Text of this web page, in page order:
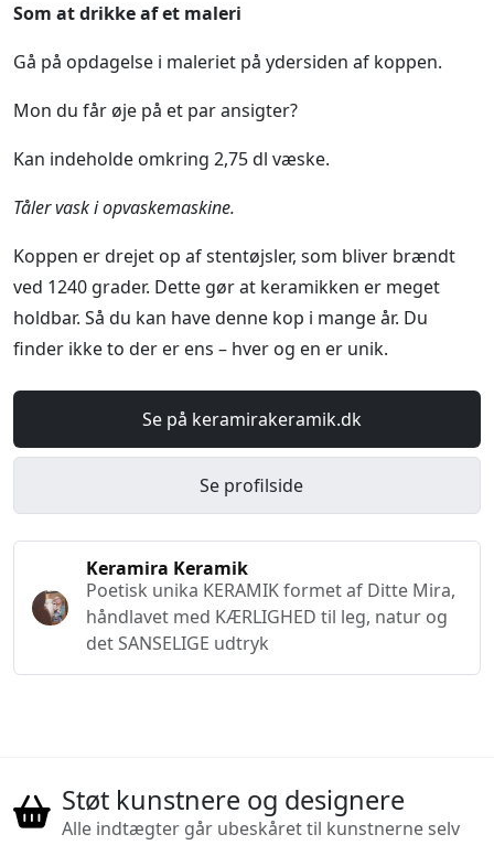
Som at drikke af et maleri
Gå på opdagelse i maleriet på ydersiden af koppen.
Mon du får øje på et par ansigter?
Kan indeholde omkring 2,75 dl væske.
Tåler vask i opvaskemaskine.
Koppen er drejet op af stentøjsler, som bliver brændt
ved 1240 grader. Dette gør at keramikken er meget
holdbar. Så du kan have denne kop i mange år. Du
finder ikke to der er ens – hver og en er unik.
Se på keramirakeramik.dk
Se profilside
Keramira Keramik
Poetisk unika KERAMIK formet af Ditte Mira,
håndlavet med KÆRLIGHED til leg, natur og
det SANSELIGE udtryk
Støt kunstnere og designere
Alle indtægter går ubeskåret til kunstnerne selv